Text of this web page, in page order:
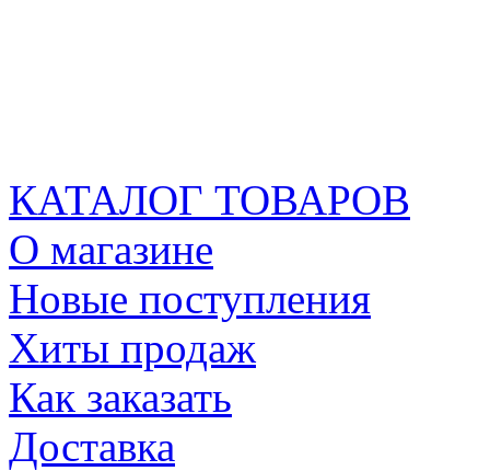
КАТАЛОГ ТОВАРОВ
О магазине
Новые поступления
Хиты продаж
Как заказать
Доставка